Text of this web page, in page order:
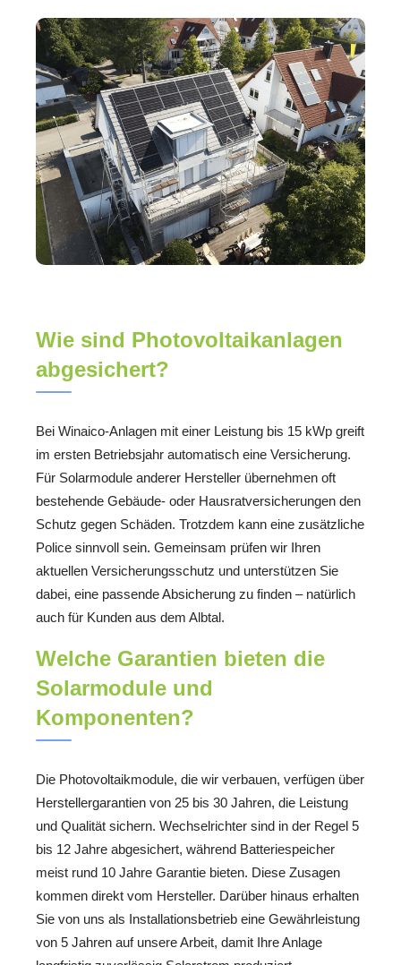
Wie sind Photovoltaikanlagen
abgesichert?
Bei Winaico-Anlagen mit einer Leistung bis 15 kWp greift
im ersten Betriebsjahr automatisch eine Versicherung.
Für Solarmodule anderer Hersteller übernehmen oft
bestehende Gebäude- oder Hausratversicherungen den
Schutz gegen Schäden. Trotzdem kann eine zusätzliche
Police sinnvoll sein. Gemeinsam prüfen wir Ihren
aktuellen Versicherungsschutz und unterstützen Sie
dabei, eine passende Absicherung zu finden – natürlich
auch für Kunden aus dem Albtal.
Welche Garantien bieten die
Solarmodule und
Komponenten?
Die Photovoltaikmodule, die wir verbauen, verfügen über
Herstellergarantien von 25 bis 30 Jahren, die Leistung
und Qualität sichern. Wechselrichter sind in der Regel 5
bis 12 Jahre abgesichert, während Batteriespeicher
meist rund 10 Jahre Garantie bieten. Diese Zusagen
kommen direkt vom Hersteller. Darüber hinaus erhalten
Sie von uns als Installationsbetrieb eine Gewährleistung
von 5 Jahren auf unsere Arbeit, damit Ihre Anlage